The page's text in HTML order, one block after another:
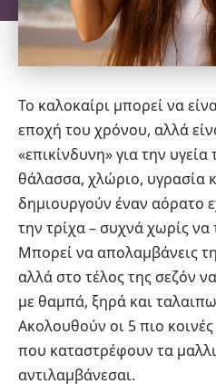
Το καλοκαίρι μπορεί να
εποχή του χρόνου, αλλά
«επικίνδυνη» για την
θάλασσα, χλώριο, υγρασία
δημιουργούν έναν αόρατο
την τρίχα – συχνά χωρίς να
Μπορεί να απολαμβάνεις
αλλά στο τέλος της σεζόν
με θαμπά, ξηρά και
Ακολουθούν οι 5 πιο
που καταστρέφουν τα
αντιλαμβάνεσαι.